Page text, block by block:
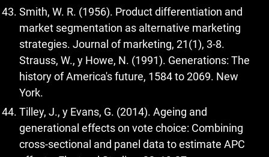
Smith, W. R. (1956). Product differentiation and
market segmentation as alternative marketing
strategies. Journal of marketing, 21(1), 3-8.
Strauss, W., y Howe, N. (1991). Generations: The
history of America's future, 1584 to 2069. New
York.
Tilley, J., y Evans, G. (2014). Ageing and
generational effects on vote choice: Combining
cross-sectional and panel data to estimate APC